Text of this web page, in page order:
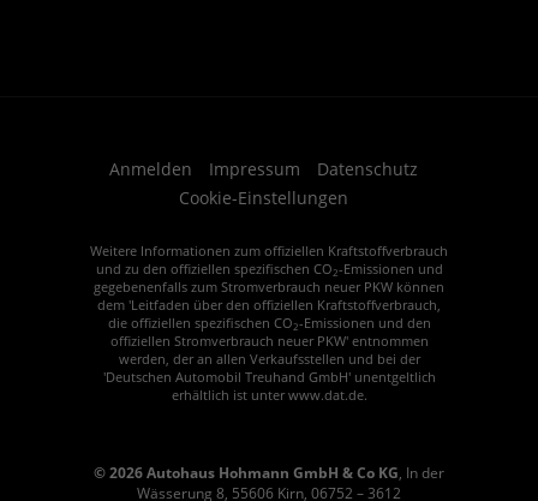
Anmelden Impressum
Datenschutz
Cookie-Einstellungen
Weitere Informationen zum offiziellen Kraftstoffverbrauch
und zu den offiziellen spezifischen CO 2-Emissionen und
gegebenenfalls zum Stromverbrauch neuer PKW können
dem 'Leitfaden über den offiziellen Kraftstoffverbrauch,
die offiziellen spezifischen CO 2-Emissionen und den
offiziellen Stromverbrauch neuer PKW' entnommen
werden, der an allen Verkaufsstellen und bei der
'Deutschen Automobil Treuhand GmbH' unentgeltlich
erhältlich ist unter www.dat.de.
© 2026Autohaus Hohmann GmbH & Co KG, In der
Wässerung 8, 55606 Kirn, 06752 – 3612